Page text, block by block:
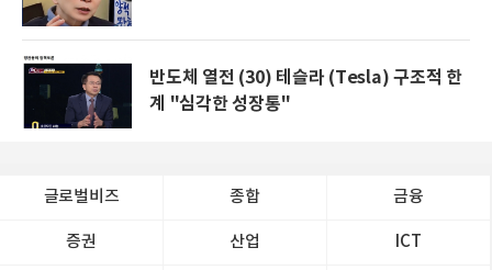
반도체 열전 (30) 테슬라 (Tesla) 구조적 한
계 "심각한 성장통"
글로벌비즈 종합 금융
증권 산업 ICT